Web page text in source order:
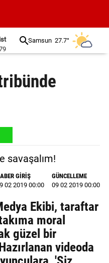
Samsun 27.7°
GİRİŞ
02 2019 00:00
GÜNCELLEME
09 02 2019 00:00
Ekibi, taraftar
moral
güzel bir
videoda